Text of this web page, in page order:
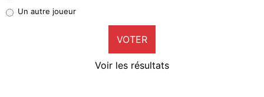
9%
Un autre joueur
VOTER
Voir les résultats